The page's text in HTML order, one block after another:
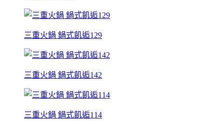
三重火鍋 鍋式飢逅129
三重火鍋 鍋式飢逅142
三重火鍋 鍋式飢逅114